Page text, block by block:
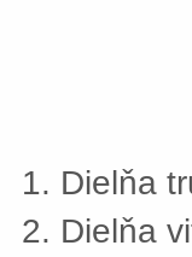
Dielňa
Dielňa